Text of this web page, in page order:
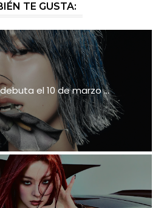
TE GUSTA:
el 10 de marzo ...